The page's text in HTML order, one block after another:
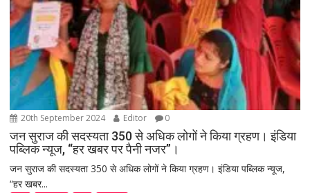
20th September 2024 Editor 0
जन सुराज की सदस्यता 350 से अधिक लोगों ने किया ग्रहण। इंडिया
पब्लिक न्यूज, “हर खबर पर पैनी नजर”।
जन सुराज की सदस्यता 350 से अधिक लोगों ने किया ग्रहण। इंडिया पब्लिक न्यूज,
“हर खबर...